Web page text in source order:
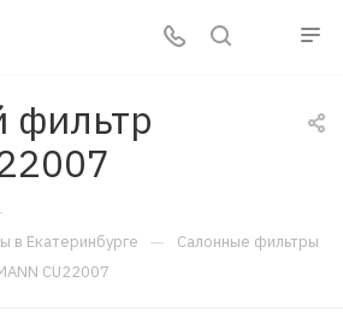
фильтр
в Екатеринбурге — Салонные фильтры
CU22007